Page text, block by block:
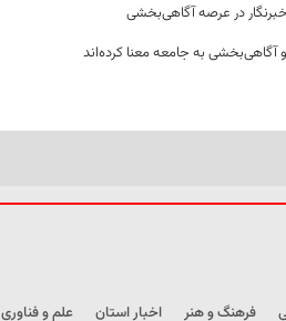
در عرصه آگاهی‌بخشی
به جامعه معنا کرده‌اند
فرهنگ و هنر اخبار استان علم و فناوری